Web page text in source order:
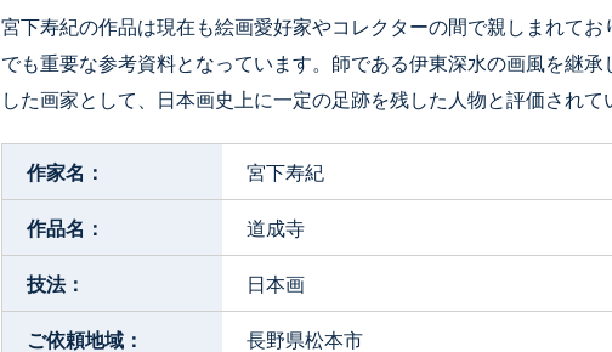
宮下寿紀の作品は現在も絵画愛好家やコレクターの間で親しまれてお
でも重要な参考資料となっています。師である伊東深水の画風を継
した画家として、日本画史上に一定の足跡を残した人物と評価されて
作家名： 宮下寿紀
作品名： 道成寺
技法： 日本画
ご依頼地域： 長野県松本市